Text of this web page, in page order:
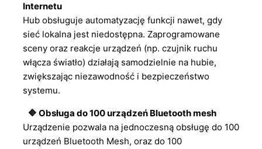
Internetu
Hub obsługuje automatyzację funkcji nawet, gdy
sieć lokalna jest niedostępna. Zaprogramowane
sceny oraz reakcje urządzeń (np. czujnik ruchu
włącza światło) działają samodzielnie na hubie,
zwiększając niezawodność i bezpieczeństwo
systemu.
🔷 Obsługa do 100 urządzeń Bluetooth mesh
Urządzenie pozwala na jednoczesną obsługę do 100
urządzeń Bluetooth Mesh, oraz do 100